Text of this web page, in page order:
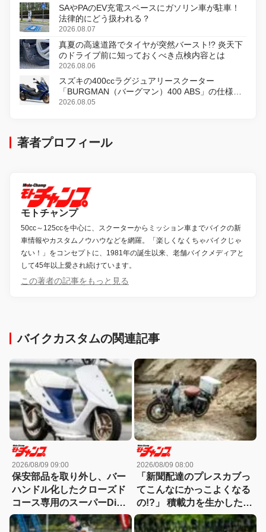
SAやPAのEV充電スペースにガソリン車が駐車！
法律的にどう扱われる？
2026.08.07
真夏の高速道路でタイヤが突然バースト!? 炎天下
のドライブ前に知っておくべき点検内容とは
2026.08.06
スズキの400ccラグジュアリースクーター
「BURGMAN（バーグマン）400 ABS」の仕様を
変更し、8月18日に発売
2026.08.05
著者プロフィール
モトチャンプ
50cc～125ccを中心に、スクーターからミッション車までバイクの新
車情報やカスタムノウハウなどを網羅。「楽しくなくちゃバイクじゃ
ない！」をコンセプトに、1981年の誕生以来、老舗バイクメディアと
して45年以上愛され続けています。
この著者の記事をもっと見る
バイクカスタムの関連記事
2026/08/09 09:00
保安部品を取り外し、バー
ハンドル化したクローズド
コース専用のスーパーDio
カスタム！
2026/08/09 08:00
「新聞配達のプレスカブっ
てこんなにかっこよくなる
の!?」 積載力を生かした英
国クラシックスタイル